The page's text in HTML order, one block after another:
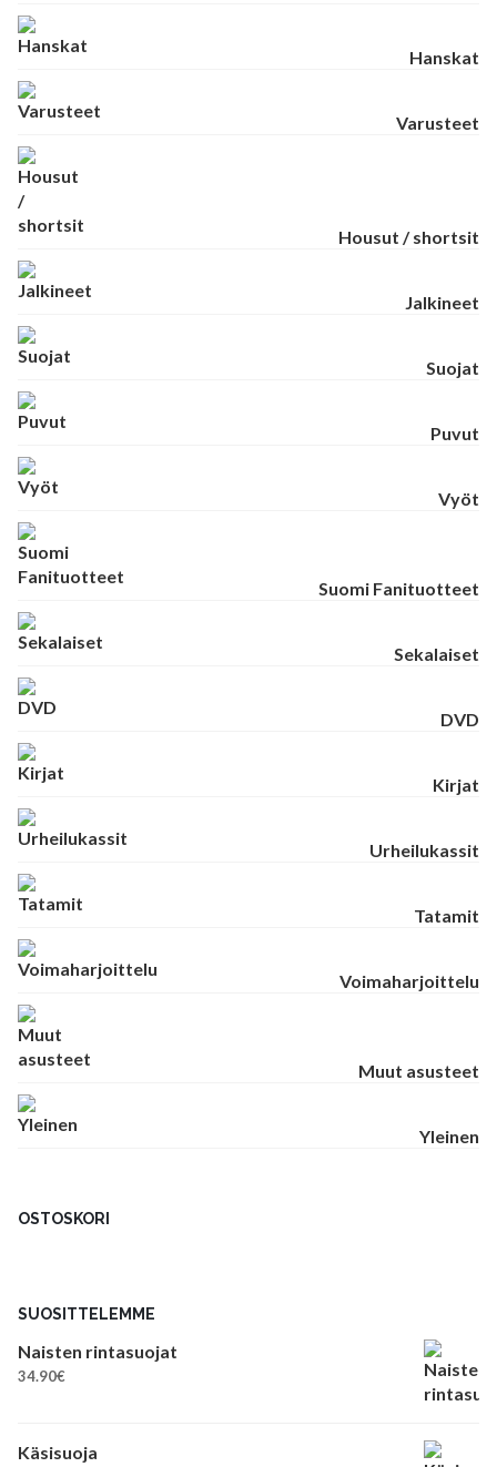
Hanskat
Varusteet
Housut / shortsit
Jalkineet
Suojat
Puvut
Vyöt
Suomi Fanituotteet
Sekalaiset
DVD
Kirjat
Urheilukassit
Tatamit
Voimaharjoittelu
Muut asusteet
Yleinen
OSTOSKORI
SUOSITTELEMME
Naisten rintasuojat
34.90€
Käsisuoja